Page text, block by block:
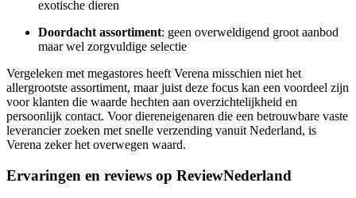
exotische dieren
Doordacht assortiment: geen overweldigend groot aanbod
maar wel zorgvuldige selectie
Vergeleken met megastores heeft Verena misschien niet het
allergrootste assortiment, maar juist deze focus kan een voordeel zijn
voor klanten die waarde hechten aan overzichtelijkheid en
persoonlijk contact. Voor diereneigenaren die een betrouwbare vaste
leverancier zoeken met snelle verzending vanuit Nederland, is
Verena zeker het overwegen waard.
Ervaringen en reviews op ReviewNederland